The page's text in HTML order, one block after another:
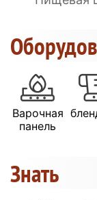
Варочная
панель
Знать